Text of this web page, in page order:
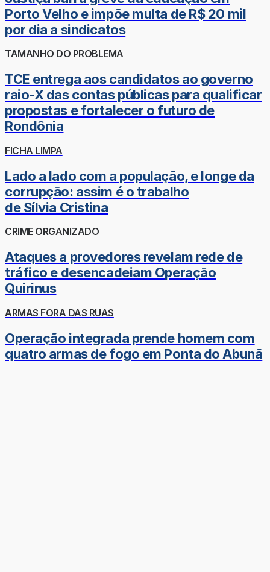
Porto Velho e impõe multa de R$ 20 mil
por dia a sindicatos
TAMANHO DO PROBLEMA
TCE entrega aos candidatos ao governo
raio-X das contas públicas para qualificar
propostas e fortalecer o futuro de
Rondônia
FICHA LIMPA
Lado a lado com a população, e longe da
corrupção: assim é o trabalho
de Sílvia Cristina
CRIME ORGANIZADO
Ataques a provedores revelam rede de
tráfico e desencadeiam Operação
Quirinus
ARMAS FORA DAS RUAS
Operação integrada prende homem com
quatro armas de fogo em Ponta do Abunã